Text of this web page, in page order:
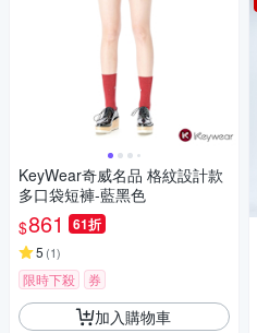
KeyWear奇威名品 格紋設計款
多口袋短褲-藍黑色
$861 61折
5 (1)
限時下殺 券
加入購物車